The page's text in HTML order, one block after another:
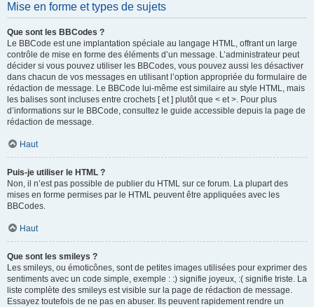
Mise en forme et types de sujets
Que sont les BBCodes ?
Le BBCode est une implantation spéciale au langage HTML, offrant un large
contrôle de mise en forme des éléments d’un message. L’administrateur peut
décider si vous pouvez utiliser les BBCodes, vous pouvez aussi les désactiver
dans chacun de vos messages en utilisant l’option appropriée du formulaire de
rédaction de message. Le BBCode lui-même est similaire au style HTML, mais
les balises sont incluses entre crochets [ et ] plutôt que < et >. Pour plus
d’informations sur le BBCode, consultez le guide accessible depuis la page de
rédaction de message.
Haut
Puis-je utiliser le HTML ?
Non, il n’est pas possible de publier du HTML sur ce forum. La plupart des
mises en forme permises par le HTML peuvent être appliquées avec les
BBCodes.
Haut
Que sont les smileys ?
Les smileys, ou émoticônes, sont de petites images utilisées pour exprimer des
sentiments avec un code simple, exemple : :) signifie joyeux, :( signifie triste. La
liste complète des smileys est visible sur la page de rédaction de message.
Essayez toutefois de ne pas en abuser. Ils peuvent rapidement rendre un